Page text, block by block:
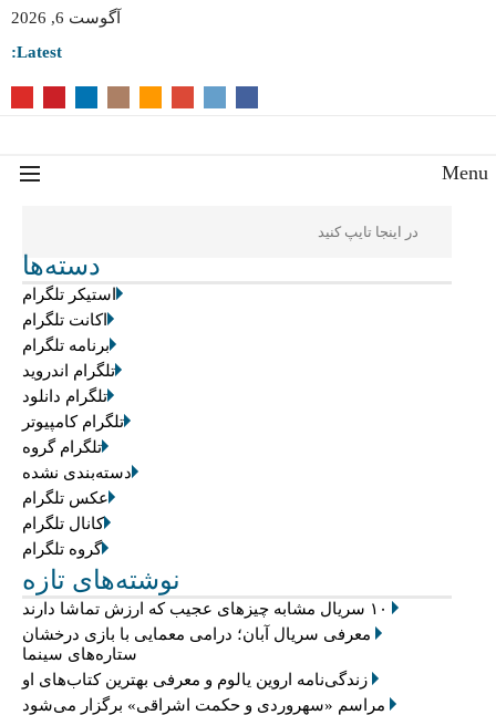
آگوست 6, 2026
Latest:
دسته‌ها
استیکر تلگرام
اکانت تلگرام
برنامه تلگرام
تلگرام اندروید
تلگرام دانلود
تلگرام کامپیوتر
تلگرام گروه
دسته‌بندی نشده
عکس تلگرام
کانال تلگرام
گروه تلگرام
نوشته‌های تازه
۱۰ سریال مشابه چیزهای عجیب که ارزش تماشا دارند
معرفی سریال آبان؛ درامی معمایی با بازی درخشان
ستاره‌های سینما
زندگی‌نامه اروین یالوم و معرفی بهترین کتاب‌های او
مراسم «سهروردی و حکمت اشراقی» برگزار می‌شود